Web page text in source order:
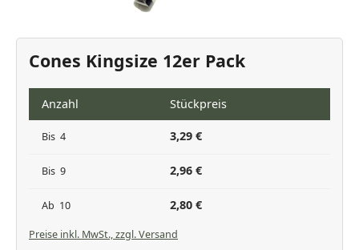
Cones Kingsize 12er Pack
Anzahl Stückpreis
Bis 4 3,29 €
Bis 9 2,96 €
Ab 10 2,80 €
Preise inkl. MwSt., zzgl. Versand